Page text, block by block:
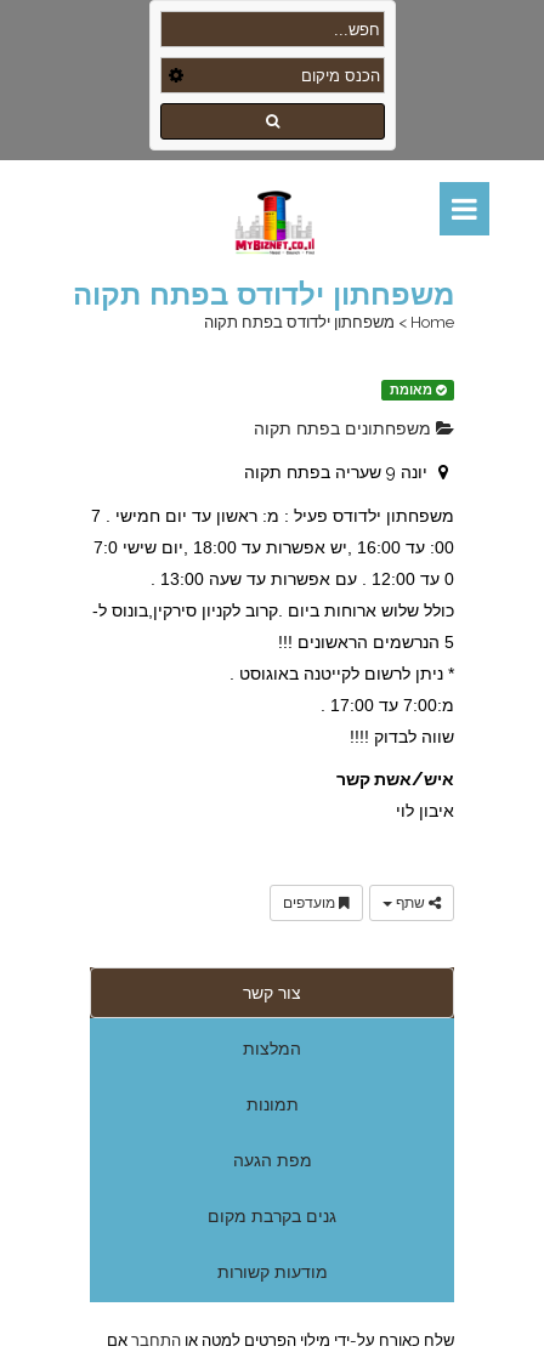
משפחתון ילדודס בפתח תקוה
Home
> משפחתון ילדודס בפתח תקוה
מאומת
משפחתונים בפתח תקוה
יונה 9 שעריה בפתח תקוה
משפחתון ילדודס פעיל : מ: ראשון עד יום חמישי . 7
:00 עד 16:00 ,יש אפשרות עד 18:00 ,יום שישי 7:0
0 עד 12:00 . עם אפשרות עד שעה 13:00 .
כולל שלוש ארוחות ביום .קרוב לקניון סירקין,בונוס ל-
5 הנרשמים הראשונים !!!
* ניתן לרשום לקייטנה באוגוסט .
מ:7:00 עד 17:00 .
שווה לבדוק !!!!
איש/אשת קשר
איבון לוי
שתף מועדפים
צור קשר
המלצות
תמונות
מפת הגעה
גנים בקרבת מקום
מודעות קשורות
שלח כאורח על-ידי מילוי הפרטים למטה או התחבראם